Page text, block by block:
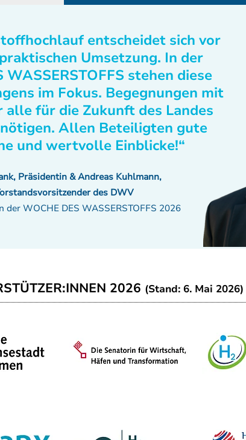
entscheidet sich vor
Umsetzung. In der
WASSERSTOFFS stehen diese
im Fokus. Begegnungen mit
alle für die Zukunft des Landes
Allen Beteiligten gute
und wertvolle Einblicke!“
Präsidentin & Andreas Kuhlmann,
des DWV
der WOCHE DES WASSERSTOFFS 2026
2026 (Stand: 6. Mai 2026)